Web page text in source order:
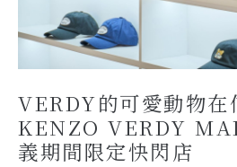
VERDY的可愛動物在
KENZO VERDY
義期間限定快閃店